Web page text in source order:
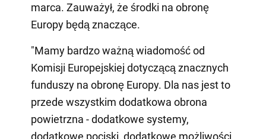
marca. Zauważył, że środki na obronę
Europy będą znaczące.
"Mamy bardzo ważną wiadomość od
Komisji Europejskiej dotyczącą znacznych
funduszy na obronę Europy. Dla nas jest to
przede wszystkim dodatkowa obrona
powietrzna - dodatkowe systemy,
dodatkowe pociski, dodatkowe możliwości